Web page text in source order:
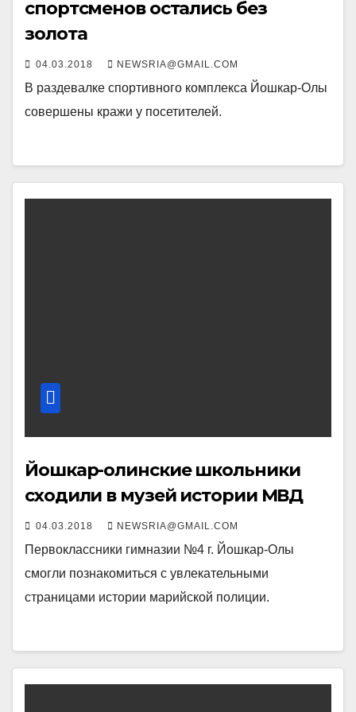
спортсменов остались без
золота
04.03.2018 NEWSRIA@GMAIL.COM
В раздевалке спортивного комплекса Йошкар-Олы
совершены кражи у посетителей.
Йошкар-олинские школьники
сходили в музей истории МВД
04.03.2018 NEWSRIA@GMAIL.COM
Первоклассники гимназии №4 г. Йошкар-Олы
смогли познакомиться с увлекательными
страницами истории марийской полиции.